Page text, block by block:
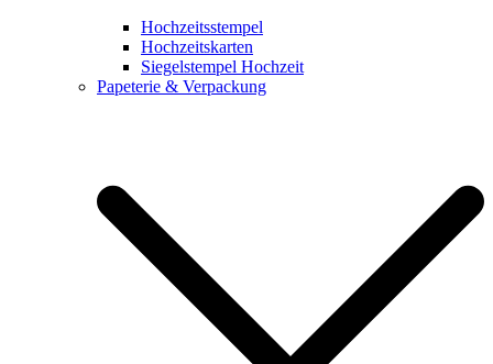
Hochzeitsstempel
Hochzeitskarten
Siegelstempel Hochzeit
Papeterie & Verpackung